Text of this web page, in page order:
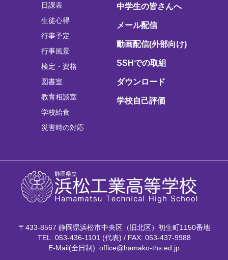
日課表
生徒心得
行事予定
行事風景
検定・資格
図書室
教育相談室
学校給食
災害時の対応
中学生の皆さんへ
メール配信
動画配信(外部向け)
SSHでの取組
ダウンロード
学校自己評価
〒433-8567 静岡県浜松市中央区（旧北区）初生町1150番地
TEL: 053-436-1101 (代表) / FAX: 053-437-9988
E-Mail(全日制): office@hamako-ths.ed.jp